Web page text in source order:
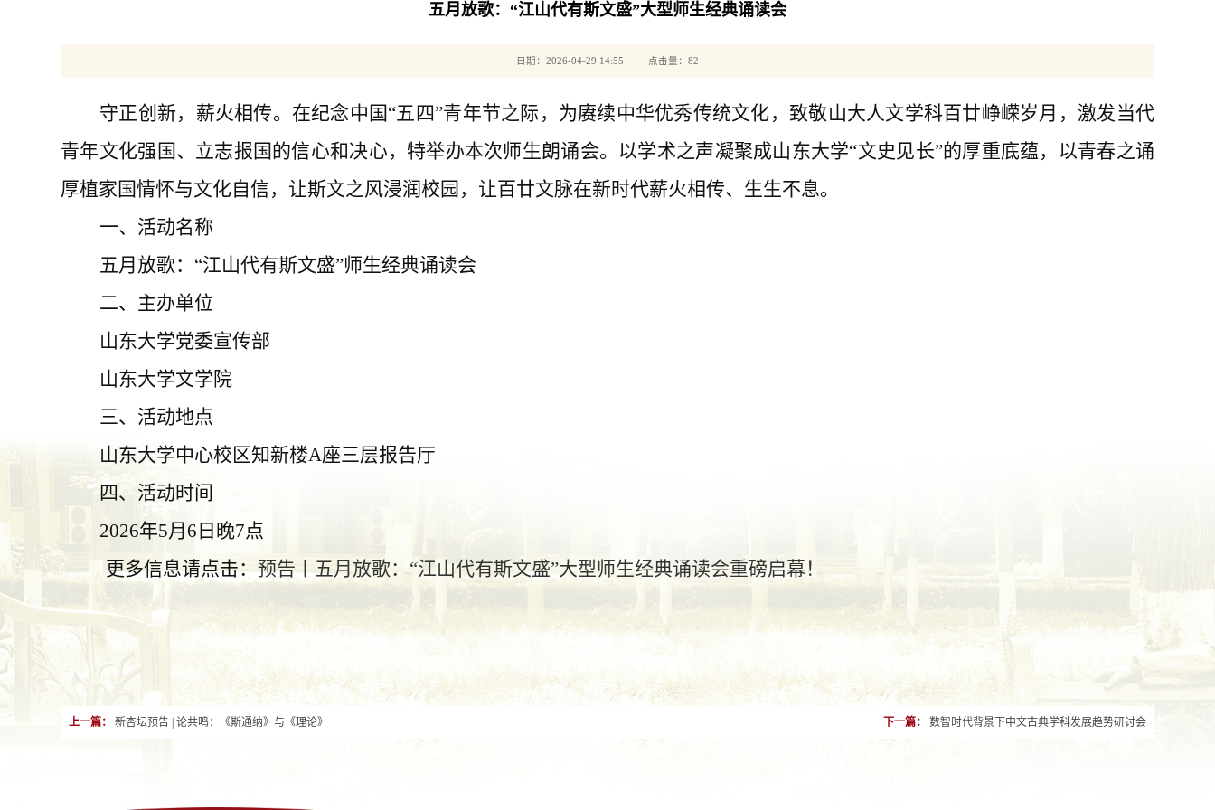
五月放歌：“江山代有斯文盛”大型师生经典诵读会
日期：2026-04-29 14:55 点击量： 82
守正创新，薪火相传。在纪念中国 “五四”青年节之际，为赓续中华优秀传统文化，致敬山大人文学科百廿峥嵘岁月，激发当代
青年文化强国、立志报国的信心和决心，特举办本次师生朗诵会。以学术之声凝聚成山东大学“文史见长”的厚重底蕴，以青春之诵
厚植家国情怀与文化自信，让斯文之风浸润校园，让百廿文脉在新时代薪火相传、生生不息。
一、 活动名称
五月放歌： “江山代有斯文盛”师生经典诵读会
二、 主办单位
山东大学党委宣传部
山东大学文学院
三、 活动地点
山东大学中心校区知新楼A座三层报告厅
四、 活动时间
2026年5月6日晚7点
更多信息请点击：预告丨五月放歌：“江山代有斯文盛”大型师生经典诵读会重磅启幕！
上一篇： 新杏坛预告 | 论共鸣：《斯通纳》与《理论》 下一篇： 数智时代背景下中文古典学科发展趋势研讨会